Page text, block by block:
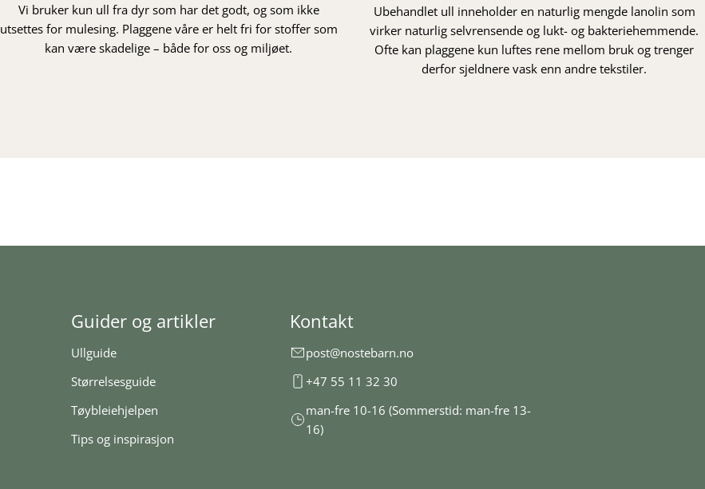
Vi bruker kun ull fra dyr som har det godt, og som ikke
utsettes for mulesing. Plaggene våre er helt fri for stoffer som
kan være skadelige – både for oss og miljøet.
Ubehandlet ull inneholder en naturlig mengde lanolin som
virker naturlig selvrensende og lukt- og bakteriehemmende.
Ofte kan plaggene kun luftes rene mellom bruk og trenger
derfor sjeldnere vask enn andre tekstiler.
Guider og artikler
Ullguide
Størrelsesguide
Tøybleiehjelpen
Tips og inspirasjon
Kontakt
post@nostebarn.no
+47 55 11 32 30
man-fre 10-16 (Sommerstid: man-fre 13-
16)